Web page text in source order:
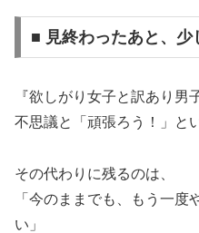
■ 見終わったあと、少
『欲しがり女子と訳あり男
不思議と「頑張ろう！」と
その代わりに残るのは、
「今のままでも、もう一
い」